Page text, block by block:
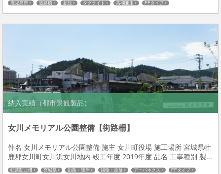
鹿児島県 道路橋 新設 ダクライト 高欄兼用 FFタイプ
納入実績（都市景観製品）
女川メモリアル公園整備【街路柵】
件名 女川メモリアル公園整備 施主 女川町役場 施工場所 宮城県牡
鹿郡女川町女川浜女川地内 竣工年度 2019年度 品名 工事種別 製...
転落防止柵 宮城県 街路・護岸 補修・改修 アーバネクス FFタイプ